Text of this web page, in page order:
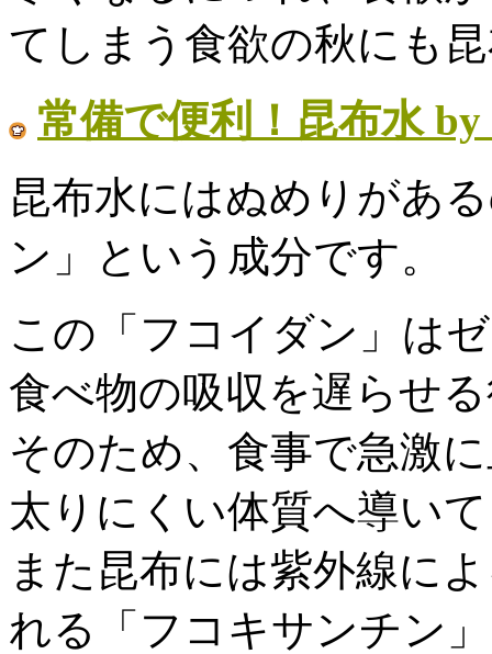
てしまう食欲の秋にも
常備で便利！昆布水
昆布水にはぬめりがあ
ン」という成分です。
この「フコイダン」は
食べ物の吸収を遅らせ
そのため、食事で急激
太りにくい体質へ導い
また昆布には紫外線に
れる「フコキサンチン